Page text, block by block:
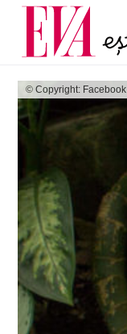
© Copyright: Facebook
Carieră
Actualitate